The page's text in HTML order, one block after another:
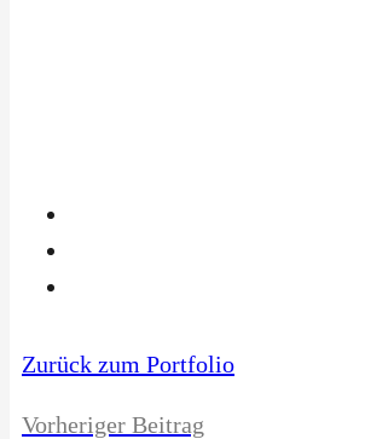
Zurück zum Portfolio
Vorheriger Beitrag